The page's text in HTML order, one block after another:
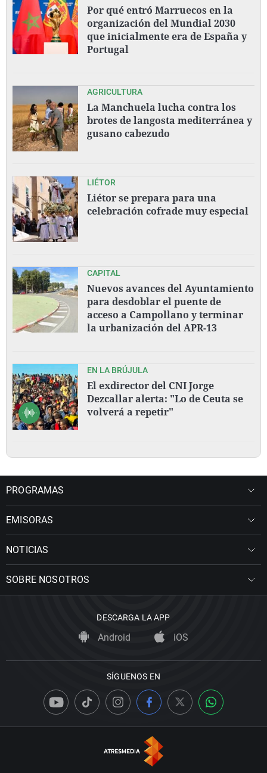
Por qué entró Marruecos en la
organización del Mundial 2030
que inicialmente era de España y
Portugal
AGRICULTURA
La Manchuela lucha contra los
brotes de langosta mediterránea y
gusano cabezudo
LIÉTOR
Liétor se prepara para una
celebración cofrade muy especial
CAPITAL
Nuevos avances del Ayuntamiento
para desdoblar el puente de
acceso a Campollano y terminar
la urbanización del APR-13
EN LA BRÚJULA
El exdirector del CNI Jorge
Dezcallar alerta: "Lo de Ceuta se
volverá a repetir"
PROGRAMAS
EMISORAS
NOTICIAS
SOBRE NOSOTROS
DESCARGA LA APP
Android iOS
SÍGUENOS EN